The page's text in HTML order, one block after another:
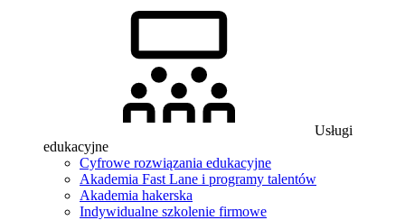
Usługi
edukacyjne
Cyfrowe rozwiązania edukacyjne
Akademia Fast Lane i programy talentów
Akademia hakerska
Indywidualne szkolenie firmowe